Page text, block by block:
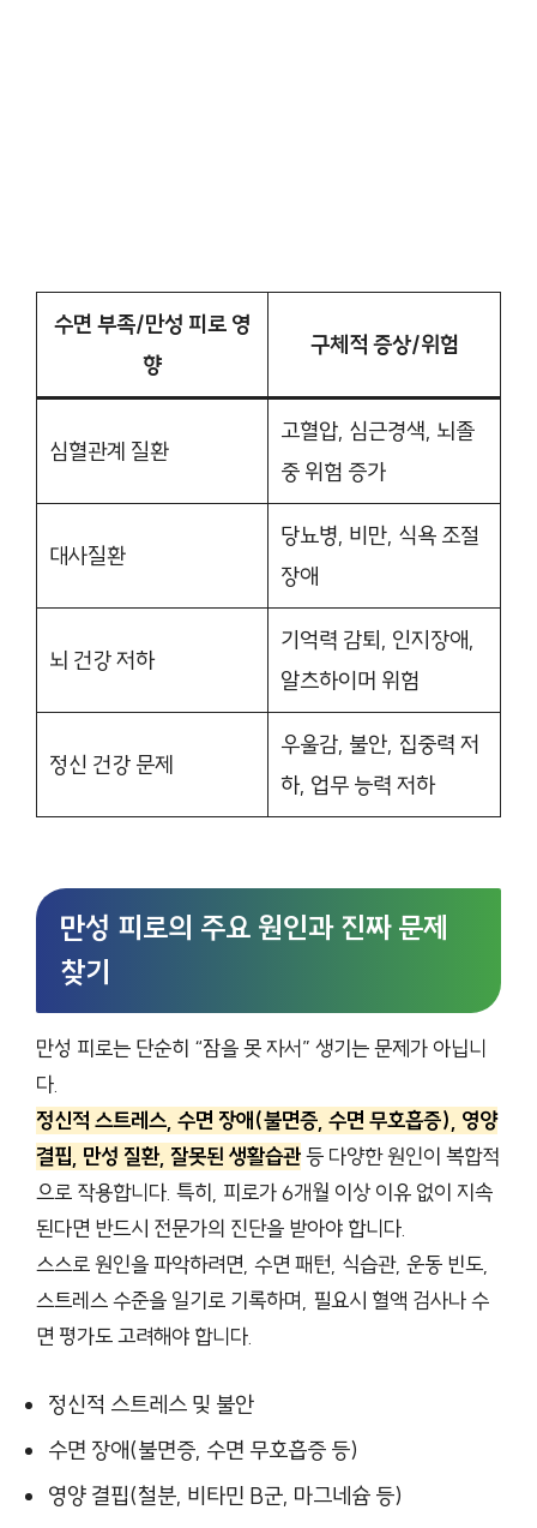
수면 부족/만성 피로 영
향
구체적 증상/위험
심혈관계 질환
고혈압, 심근경색, 뇌졸
중 위험 증가
대사질환
당뇨병, 비만, 식욕 조절
장애
뇌 건강 저하
기억력 감퇴, 인지장애,
알츠하이머 위험
정신 건강 문제
우울감, 불안, 집중력 저
하, 업무 능력 저하
만성 피로의 주요 원인과 진짜 문제
찾기
만성 피로는 단순히 “잠을 못 자서” 생기는 문제가 아닙니
다.
정신적 스트레스, 수면 장애(불면증, 수면 무호흡증), 영양
결핍, 만성 질환, 잘못된 생활습관등 다양한 원인이 복합적
으로 작용합니다. 특히, 피로가 6개월 이상 이유 없이 지속
된다면 반드시 전문가의 진단을 받아야 합니다.
스스로 원인을 파악하려면, 수면 패턴, 식습관, 운동 빈도,
스트레스 수준을 일기로 기록하며, 필요시 혈액 검사나 수
면 평가도 고려해야 합니다.
정신적 스트레스 및 불안
수면 장애(불면증, 수면 무호흡증 등)
영양 결핍(철분, 비타민 B군, 마그네슘 등)